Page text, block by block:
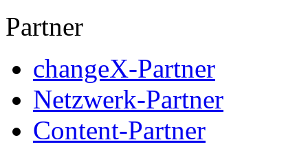
Partner
changeX-Partner
Netzwerk-Partner
Content-Partner